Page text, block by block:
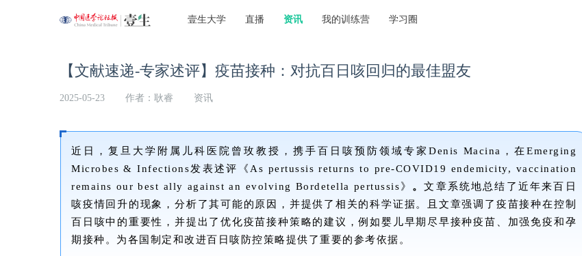
壹生大学 直播 资讯 我的训练营 学习圈
【文献速递-专家述评】疫苗接种：对抗百日咳回归的最佳盟友
2025-05-23 作者：耿睿 资讯
近日，复旦大学附属儿科医院曾玫教授，携手百日咳预防领域专家Denis Macina，在Emerging
Microbes & Infections发表述评《As pertussis returns to pre-COVID19 endemicity, vaccination
remains our best ally against an evolving Bordetella pertussis》 。文章系统地总结了近年来百日
咳疫情回升的现象，分析了其可能的原因，并提供了相关的科学证据。且文章强调了疫苗接种在控制
百日咳中的重要性，并提出了优化疫苗接种策略的建议，例如婴儿早期尽早接种疫苗、加强免疫和孕
期接种。为各国制定和改进百日咳防控策略提供了重要的参考依据。